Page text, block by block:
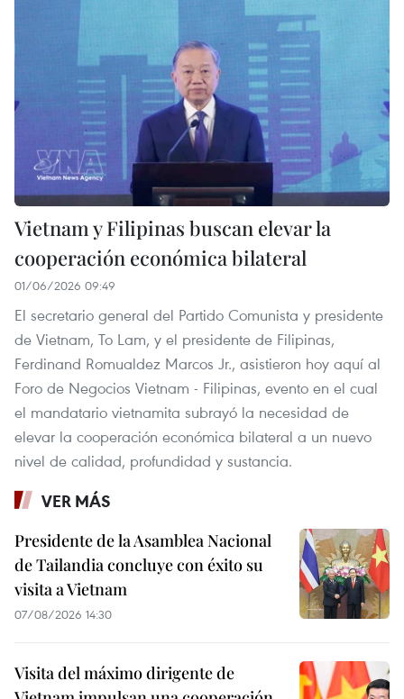
Vietnam y Filipinas buscan elevar la
cooperación económica bilateral
01/06/2026 09:49
El secretario general del Partido Comunista y presidente
de Vietnam, To Lam, y el presidente de Filipinas,
Ferdinand Romualdez Marcos Jr., asistieron hoy aquí al
Foro de Negocios Vietnam - Filipinas, evento en el cual
el mandatario vietnamita subrayó la necesidad de
elevar la cooperación económica bilateral a un nuevo
nivel de calidad, profundidad y sustancia.
VER MÁS
Presidente de la Asamblea Nacional
de Tailandia concluye con éxito su
visita a Vietnam
07/08/2026 14:30
Visita del máximo dirigente de